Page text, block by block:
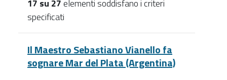
17 su 27elementi soddisfano i criteri
specificati
Il Maestro Sebastiano Vianello fa
sognare Mar del Plata (Argentina)